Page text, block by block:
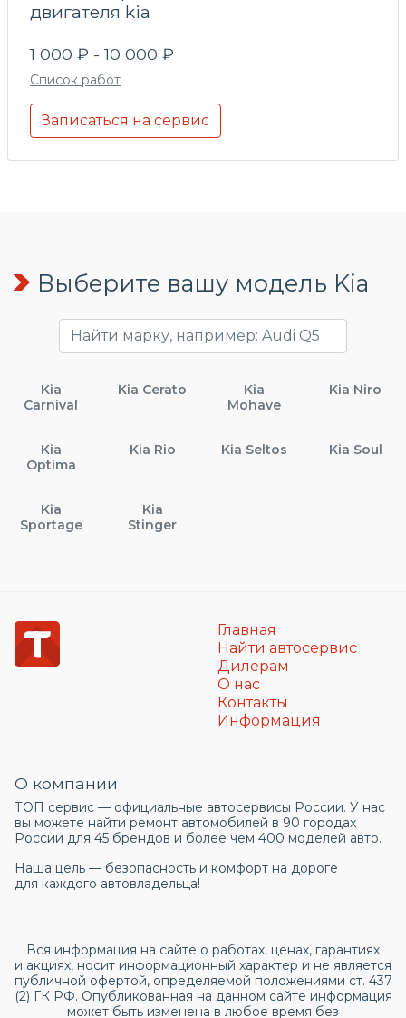
двигателя kia
1 000 ₽ - 10 000 ₽
Список работ
Записаться на сервис
Выберите вашу модель Kia
Kia
Carnival
Kia Cerato
Kia
Mohave
Kia Niro
Kia
Optima
Kia Rio Kia Seltos Kia Soul
Kia
Sportage
Kia
Stinger
Главная
Найти автосервис
Дилерам
О нас
Контакты
Информация
О компании
ТОП сервис — официальные автосервисы России. У нас
вы можете найти ремонт автомобилей в 90 городах
России для 45 брендов и более чем 400 моделей авто.
Наша цель — безопасность и комфорт на дороге
для каждого автовладельца!
Вся информация на сайте о работах, ценах, гарантиях
и акциях, носит информационный характер и не является
публичной офертой, определяемой положениями ст. 437
(2) ГК РФ. Опубликованная на данном сайте информация
может быть изменена в любое время без